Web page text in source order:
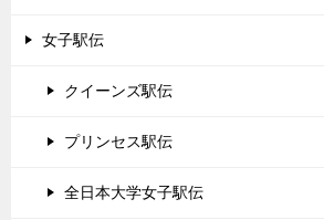
女子駅伝
クイーンズ駅伝
プリンセス駅伝
全日本大学女子駅伝